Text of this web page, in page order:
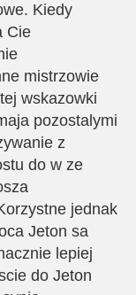
Kiedy
Cie
mistrzowie
wskazowki
pozostalymi
z
do w ze
jednak
Jeton sa
lepiej
do Jeton